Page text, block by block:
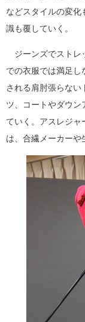
などスタイルの変化
識も覆していく。
ジーンズでストレ
での衣服では満足
される肩肘張らな
ツ、コートやダウン
ていく。アスレジャ
は、合繊メーカーや